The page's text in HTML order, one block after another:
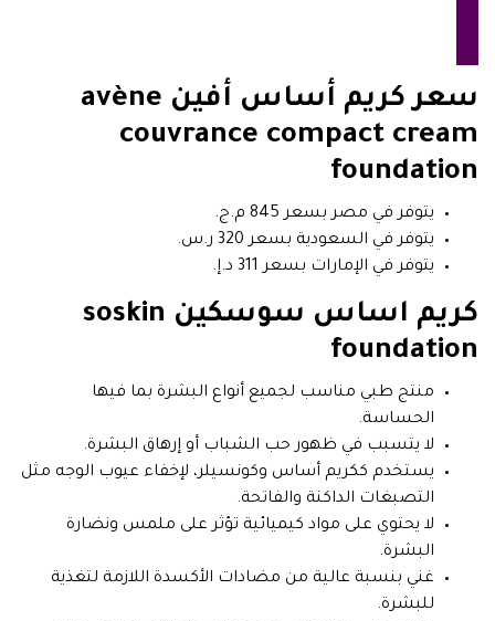
سعر كريم أساس أفين avène
couvrance compact cream
foundation
يتوفر في مصر بسعر 845 م.ج.
يتوفر في السعودية بسعر 320 ر.س.
يتوفر في الإمارات بسعر 311 د.إ.
كريم اساس سوسكين soskin
foundation
منتج طبي مناسب لجميع أنواع البشرة بما فيها
الحساسة.
لا يتسبب في ظهور حب الشباب أو إرهاق البشرة.
يستخدم ككريم أساس وكونسيلر، لإخفاء عيوب الوجه مثل
التصبغات الداكنة والفاتحة.
لا يحتوي على مواد كيميائية تؤثر على ملمس ونضارة
البشرة.
غني بنسبة عالية من مضادات الأكسدة اللازمة لتغذية
للبشرة.